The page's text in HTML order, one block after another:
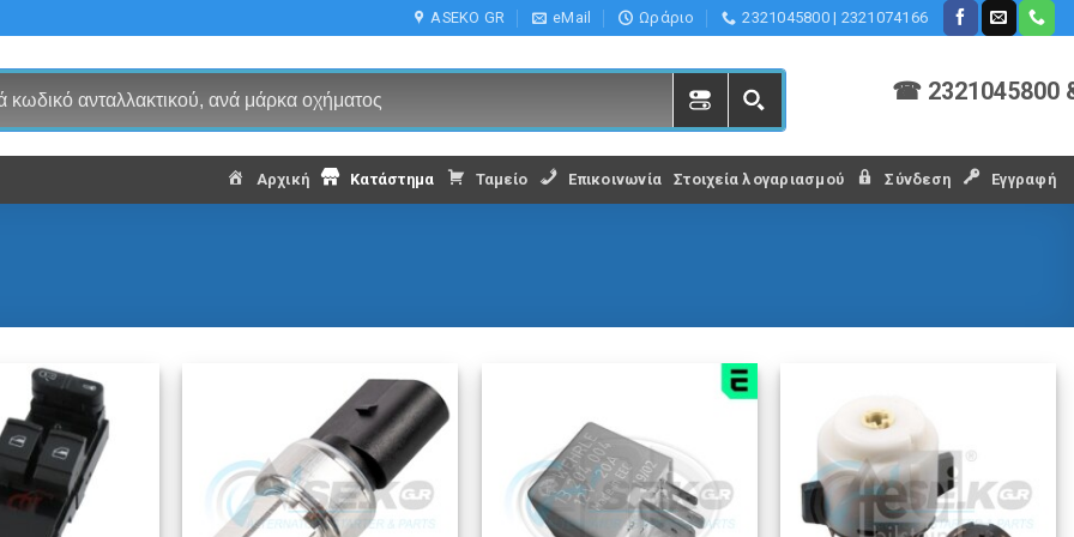
ASEKO GR eMail Ωράριο 2321045800 | 2321074166
☎ 2321045800
Αρχική Κατάστημα Ταμείο Επικοινωνία Στοιχεία λογαριασμού Σύνδεση Εγγραφή